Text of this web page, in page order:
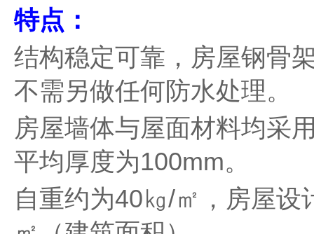
特点：
结构稳定可靠，房屋钢骨
不需另做任何防水处理。
房屋墙体与屋面材料均采
平均厚度为100mm。
自重约为40㎏/㎡，房屋